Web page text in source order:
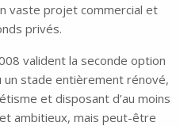
vaste projet commercial et
privés.
valident la seconde option
un stade entièrement rénové,
et disposant d’au moins
ambitieux, mais peut-être